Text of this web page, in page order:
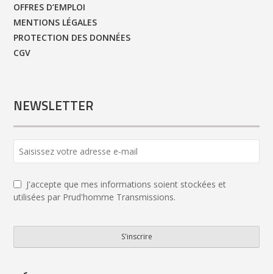
OFFRES D’EMPLOI
MENTIONS LÉGALES
PROTECTION DES DONNÉES
CGV
NEWSLETTER
J'accepte que mes informations soient stockées et
utilisées par Prud'homme Transmissions.
S'inscrire